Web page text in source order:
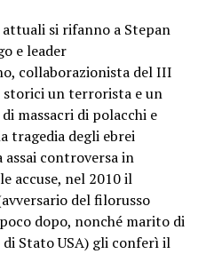
si rifanno a Stepan
e leader
collaborazionista del III
storici un terrorista e un
massacri di polacchi e
tragedia degli ebrei
controversa in
accuse, nel 2010 il
del filorusso
dopo, nonché marito di
Stato USA) gli conferì il